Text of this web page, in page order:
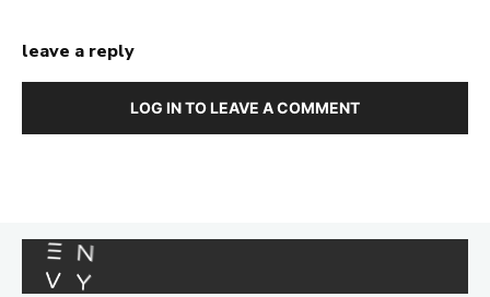
leave a reply
LOG IN TO LEAVE A COMMENT